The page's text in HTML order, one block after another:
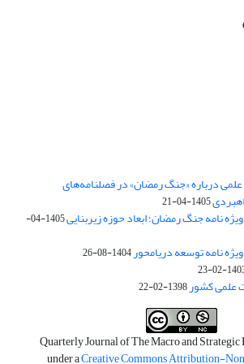
علمی درباره «جنگ رمضان» در فصلنامه‌های
1405-04-21
نامه جنگ رمضان؛ ابعاد حوزه زیربنایی
1405-04-
نامه توسعه دریامحور1404-08-26
1403-
علمی کشور1398-02-22
Quarterly Journal of The Macro and Strategic
under aCreative Commons Attribution-